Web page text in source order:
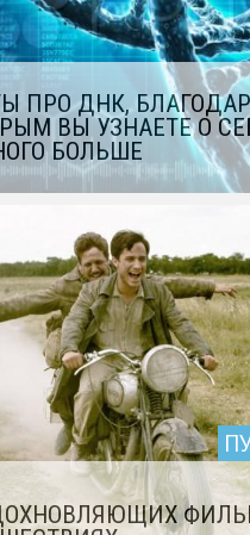
ПРО ДНК,
ВЫ УЗНАЕТЕ О
БОЛЬШЕ